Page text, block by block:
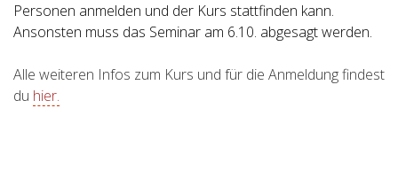
Personen anmelden und der Kurs stattfinden kann.
Ansonsten muss das Seminar am 6.10. abgesagt werden.
Alle weiteren Infos zum Kurs und für die Anmeldung findest
du hier.